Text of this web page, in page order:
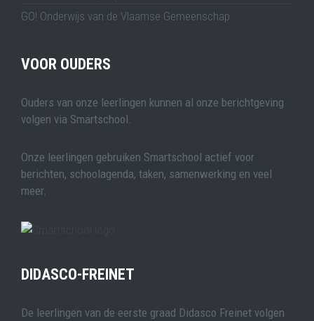
GO! Onderwijs van de Vlaamse Gemeenschap
VOOR OUDERS
Ouders van onze leerlingen kunnen al onze berichtgeving
volgen via Smartschool.
Onze leerlingen gebruiken Smartschool actief voor
berichten, schoolagenda, taken, samenwerking en veel
meer.
DIDASCO-FREINET
De leerlingen van de eerste graad Didasco Freinet volgen